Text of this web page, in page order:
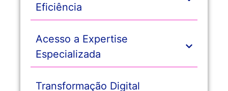
Eficiência
Acesso a Expertise
Especializada
Transformação Digital